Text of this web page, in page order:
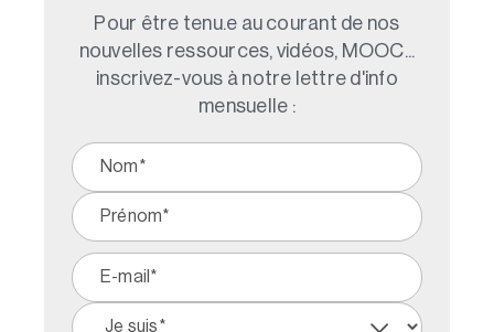
Pour être tenu.e au courant de nos
nouvelles ressources, vidéos, MOOC...
inscrivez-vous à notre lettre d'info
mensuelle :